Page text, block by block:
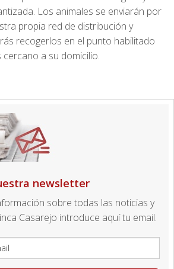
Los animales se enviarán por
propia red de distribución y
recogerlos en el punto habilitado
cercano a su domicilio.
newsletter
sobre todas las noticias y
Casarejo introduce aquí tu email.